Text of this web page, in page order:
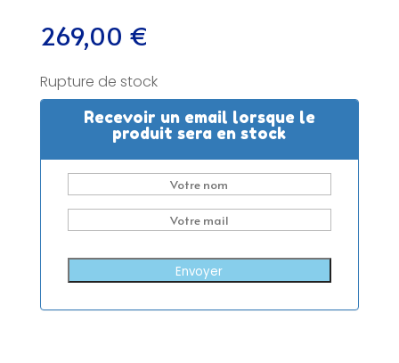
269,00 €
Rupture de stock
Recevoir un email lorsque le
produit sera en stock
Envoyer